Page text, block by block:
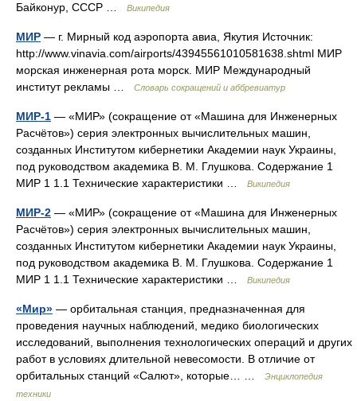
Байконур, СССР …
Википедия
МИР — г. Мирный код аэропорта авиа, Якутия Источник:
http://www.vinavia.com/airports/43945561010581638.shtml МИР
морская инженерная рота морск. МИР Международный
институт рекламы …
Словарь сокращений и аббревиатур
МИР-1 — «МИР» (сокращение от «Машина для Инженерных
Расчётов») серия электронных вычислительных машин,
созданных Институтом кибернетики Академии наук Украины,
под руководством академика В. М. Глушкова. Содержание 1
МИР 1 1.1 Технические характеристики …
Википедия
МИР-2 — «МИР» (сокращение от «Машина для Инженерных
Расчётов») серия электронных вычислительных машин,
созданных Институтом кибернетики Академии наук Украины,
под руководством академика В. М. Глушкова. Содержание 1
МИР 1 1.1 Технические характеристики …
Википедия
«Мир» — орбитальная станция, предназначенная для
проведения научных наблюдений, медико биологических
исследований, выполнения технологических операций и других
работ в условиях длительной невесомости. В отличие от
орбитальных станций «Салют», которые… …
Энциклопедия
техники